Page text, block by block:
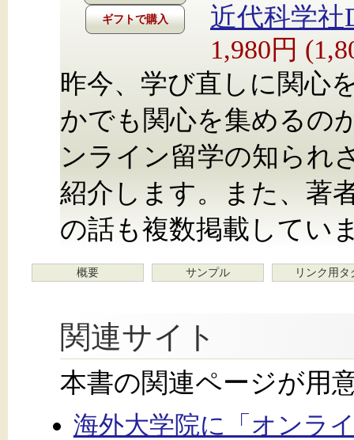
ギフトで購入
近代科学社
1,980円
昨今、学び直しに関心
かでも関心を集めるの
ンライン留学の知られ
紹介します。また、著
の話も複数掲載してい
概要 サンプル リンク用タ
関連サイト
本書の関連ページが用
海外大学院に「オンラ